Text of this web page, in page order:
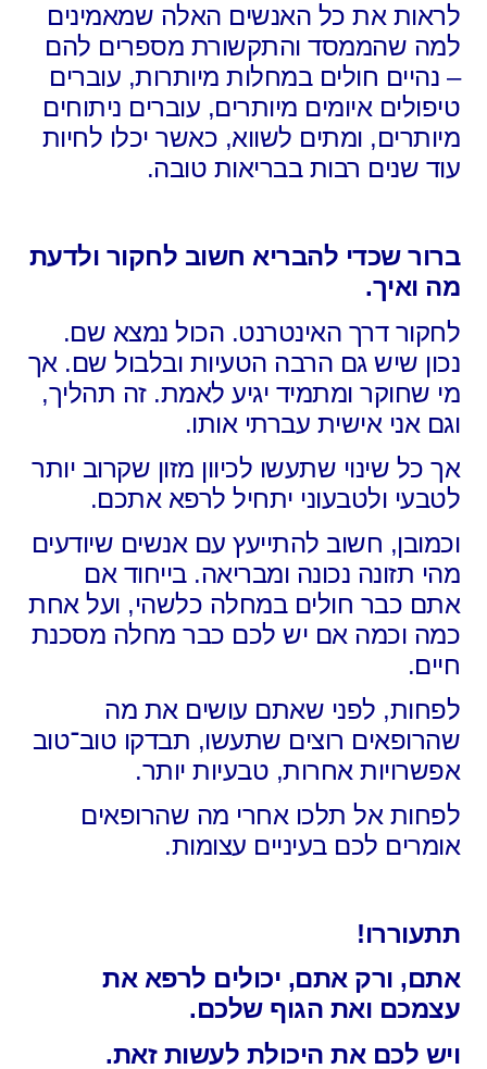
לראות את כל האנשים האלה שמאמינים
למה שהממסד והתקשורת מספרים להם
– נהיים חולים במחלות מיותרות, עוברים
טיפולים איומים מיותרים, עוברים ניתוחים
מיותרים, ומתים לשווא, כאשר יכלו לחיות
עוד שנים רבות בבריאות טובה.
ברור שכדי להבריא חשוב לחקור ולדעת
מה ואיך.
לחקור דרך האינטרנט. הכול נמצא שם.
נכון שיש גם הרבה הטעיות ובלבול שם. אך
מי שחוקר ומתמיד יגיע לאמת. זה תהליך,
וגם אני אישית עברתי אותו.
אך כל שינוי שתעשו לכיוון מזון שקרוב יותר
לטבעי ולטבעוני יתחיל לרפא אתכם.
וכמובן, חשוב להתייעץ עם אנשים שיודעים
מהי תזונה נכונה ומבריאה. בייחוד אם
אתם כבר חולים במחלה כלשהי, ועל אחת
כמה וכמה אם יש לכם כבר מחלה מסכנת
חיים.
לפחות, לפני שאתם עושים את מה
שהרופאים רוצים שתעשו, תבדקו טוב־טוב
אפשרויות אחרות, טבעיות יותר.
לפחות אל תלכו אחרי מה שהרופאים
אומרים לכם בעיניים עצומות.
תתעוררו!
אתם, ורק אתם, יכולים לרפא את
עצמכם ואת הגוף שלכם.
ויש לכם את היכולת לעשות זאת.